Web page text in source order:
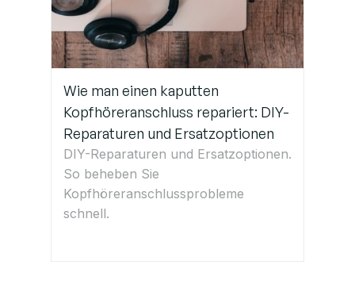
Wie man einen kaputten
Kopfhöreranschluss repariert: DIY-
Reparaturen und Ersatzoptionen
DIY-Reparaturen und Ersatzoptionen.
So beheben Sie
Kopfhöreranschlussprobleme
schnell.